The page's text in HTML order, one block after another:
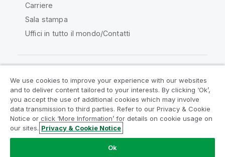
Carriere
Sala stampa
Uffici in tutto il mondo/Contatti
Qlik Community
Contratti
Termini del prodotto
Legal Policies
Note Legali
Termini di utilizzo
Marchi
Do Not Share My Info
Copyright © 1993-2026 QlikTech International AB. Tutti i
We use cookies to improve your experience with our websites
and to deliver content tailored to your interests. By clicking ‘Ok’,
you accept the use of additional cookies which may involve
data transmission to third parties. Refer to our Privacy & Cookie
Notice or click ‘More Information’ for details on cookie usage on
our sites. Privacy & Cookie Notice
Ok